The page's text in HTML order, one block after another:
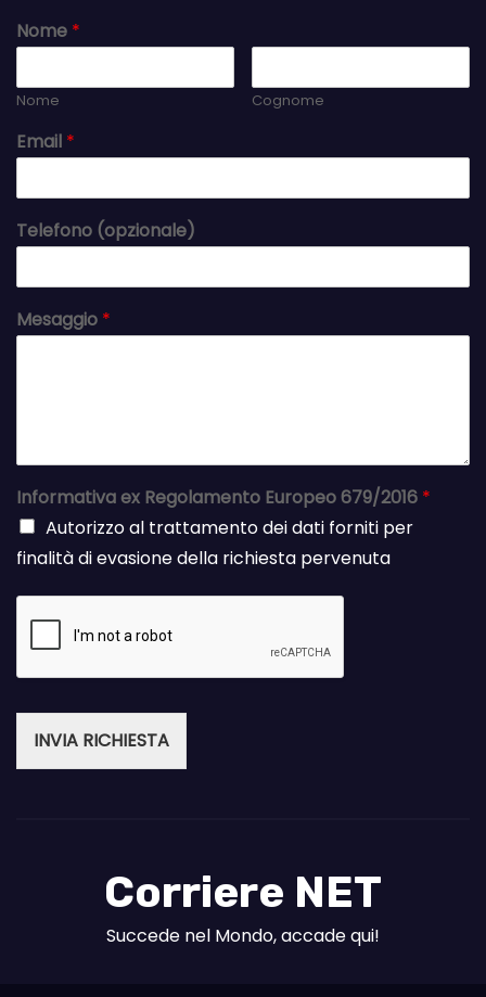
Nome *
Nome Cognome
Email *
Telefono (opzionale)
Mesaggio *
Informativa ex Regolamento Europeo 679/2016 *
Autorizzo al trattamento dei dati forniti per
finalità di evasione della richiesta pervenuta
INVIA RICHIESTA
Corriere NET
Succede nel Mondo, accade qui!